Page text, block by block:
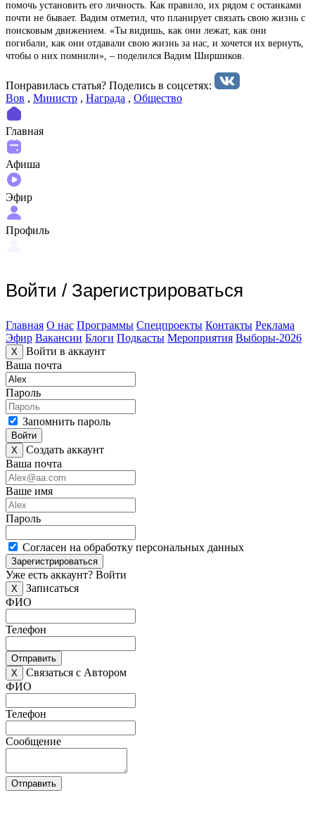
помочь установить его личность. Как правило, их рядом с останками
почти не бывает. Вадим отметил, что планирует связать свою жизнь с
поисковым движением. «Ты видишь, как они лежат, как они
погибали, как они отдавали свою жизнь за нас, и хочется их вернуть,
чтобы о них помнили», – поделился Вадим Ширшиков.
Понравилась статья? Поделиcь в соцсетях:
Вов , Министр , Награда , Общество
Главная
Афиша
Эфир
Профиль
Войти / Зарегистрироваться
Главная О нас Программы Спецпроекты Контакты Реклама
Эфир Вакансии Блоги Подкасты Мероприятия Выборы-2026
X
Войти в аккаунт
Ваша почта
Пароль
Запомнить пароль
Войти
X
Создать аккаунт
Ваша почта
Ваше имя
Пароль
Согласен на обработку персональных данных
Зарегистрироваться
Уже есть аккаунт? Войти
X
Записаться
ФИО
Телефон
Отправить
X
Связаться с Автором
ФИО
Телефон
Сообщение
Отправить